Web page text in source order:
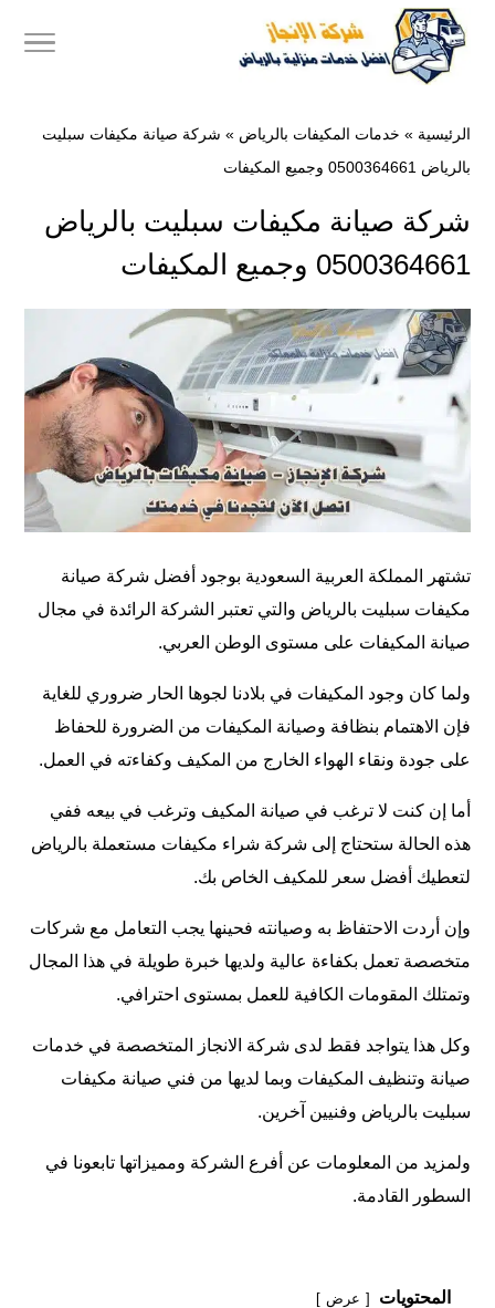
الرئيسية » خدمات المكيفات بالرياض » شركة صيانة مكيفات سبليت
بالرياض 0500364661 وجميع المكيفات
شركة صيانة مكيفات سبليت بالرياض
0500364661 وجميع المكيفات
تشتهر المملكة العربية السعودية بوجود أفضل شركة صيانة
مكيفات سبليت بالرياض والتي تعتبر الشركة الرائدة في مجال
صيانة المكيفات على مستوى الوطن العربي.
ولما كان وجود المكيفات في بلادنا لجوها الحار ضروري للغاية
فإن الاهتمام بنظافة وصيانة المكيفات من الضرورة للحفاظ
على جودة ونقاء الهواء الخارج من المكيف وكفاءته في العمل.
أما إن كنت لا ترغب في صيانة المكيف وترغب في بيعه ففي
هذه الحالة ستحتاج إلى شركة شراء مكيفات مستعملة بالرياض
لتعطيك أفضل سعر للمكيف الخاص بك.
وإن أردت الاحتفاظ به وصيانته فحينها يجب التعامل مع شركات
متخصصة تعمل بكفاءة عالية ولديها خبرة طويلة في هذا المجال
وتمتلك المقومات الكافية للعمل بمستوى احترافي.
وكل هذا يتواجد فقط لدى شركة الانجاز المتخصصة في خدمات
صيانة وتنظيف المكيفات وبما لديها من فني صيانة مكيفات
سبليت بالرياض وفنيين آخرين.
ولمزيد من المعلومات عن أفرع الشركة ومميزاتها تابعونا في
السطور القادمة.
المحتويات عرض